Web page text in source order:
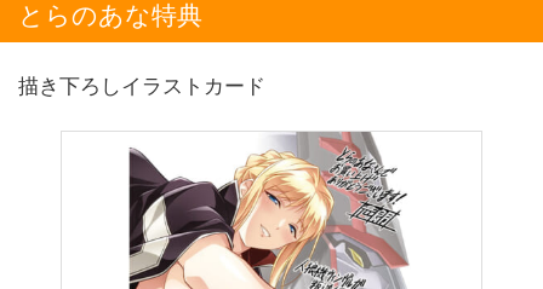
とらのあな特典
描き下ろしイラストカード